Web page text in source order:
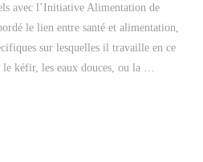
avec l’Initiative Alimentation de
le lien entre santé et alimentation,
sur lesquelles il travaille en ce
kéfir, les eaux douces, ou la …